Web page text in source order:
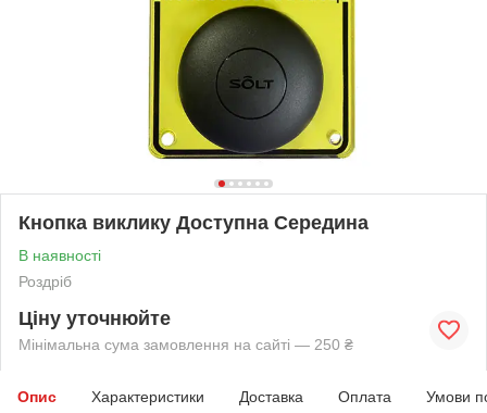
Кнопка виклику Доступна Середина
В наявності
Роздріб
Ціну уточнюйте
Мінімальна сума замовлення на сайті — 250 ₴
Опис Характеристики Доставка Оплата Умови